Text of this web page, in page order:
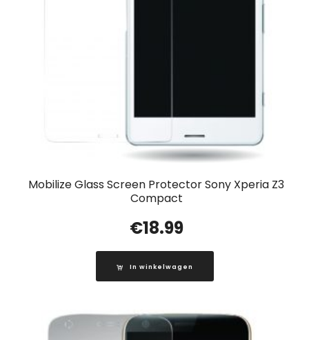
Mobilize Glass Screen Protector Sony Xperia Z3
Compact
€18.99
In winkelwagen